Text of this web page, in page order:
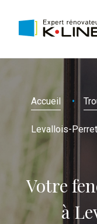
Accueil
Levallois-Perret
Votre
à